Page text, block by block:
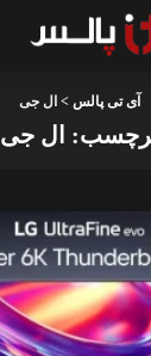
آی تی پالس > ال جی
ال جی